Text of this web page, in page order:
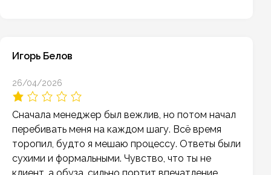
Игорь Белов
26/04/2026
Сначала менеджер был вежлив, но потом начал
перебивать меня на каждом шагу. Всё время
торопил, будто я мешаю процессу. Ответы были
сухими и формальными. Чувство, что ты не
клиент, а обуза, сильно портит впечатление.